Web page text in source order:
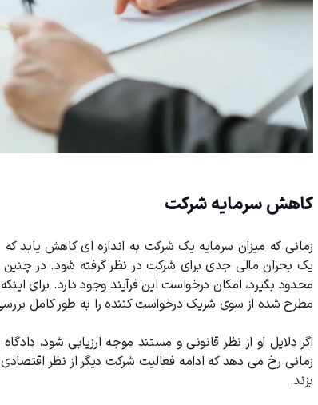
کاهش سرمایه شرکت
زمانی که میزان سرمایه یک شرکت به اندازه ای کاهش یابد
یک بحران مالی جدی برای شرکت در نظر گرفته شود. در
محدود بگیرد، امکان درخواست این فرآیند وجود دارد. برای
مطرح شده از سوی شریک درخواست کننده را به طور کامل
اگر دلایل او از نظر قانونی و مستند موجه ارزیابی شود،
زمانی رخ می دهد که ادامه فعالیت شرکت دیگر از نظر
بزند.